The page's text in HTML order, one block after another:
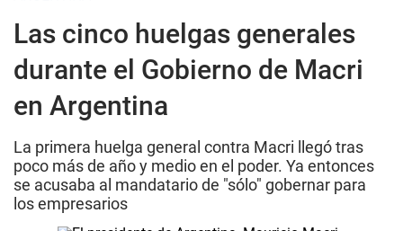
Las cinco huelgas generales
durante el Gobierno de Macri
en Argentina
La primera huelga general contra Macri llegó tras
poco más de año y medio en el poder. Ya entonces
se acusaba al mandatario de "sólo" gobernar para
los empresarios